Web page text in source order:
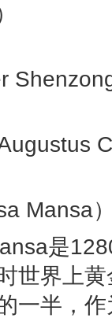
Mansa
是
世界上
一半，